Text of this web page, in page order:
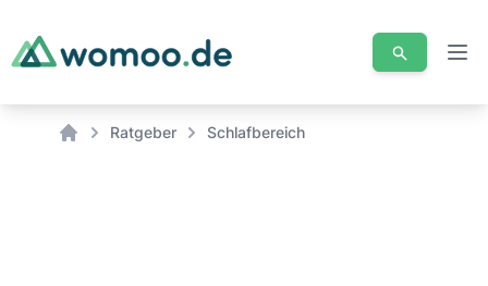
Ratgeber Schlafbereich